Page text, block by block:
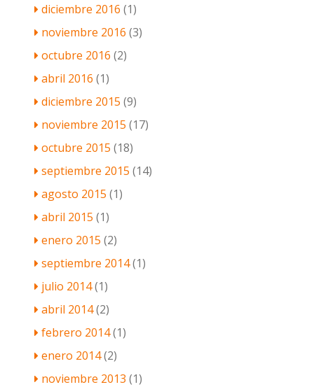
diciembre 2016 (1)
noviembre 2016 (3)
octubre 2016 (2)
abril 2016 (1)
diciembre 2015 (9)
noviembre 2015 (17)
octubre 2015 (18)
septiembre 2015 (14)
agosto 2015 (1)
abril 2015 (1)
enero 2015 (2)
septiembre 2014(1)
julio 2014(1)
abril 2014(2)
febrero 2014(1)
enero 2014(2)
noviembre 2013 (1)